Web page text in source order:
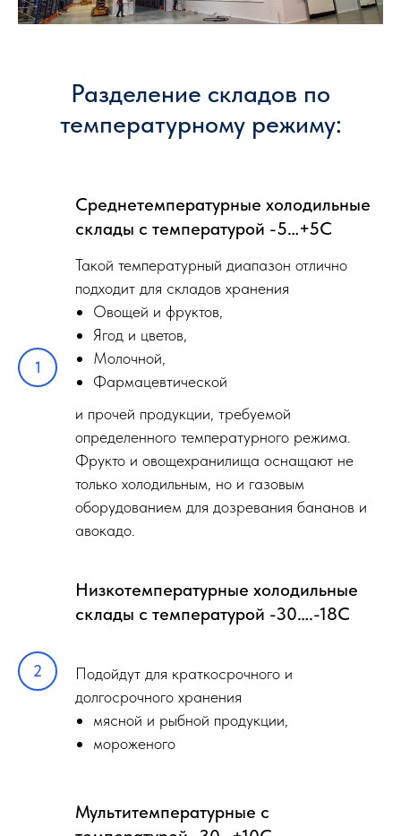
Разделение складов по
температурному режиму:
Среднетемпературные холодильные
склады с температурой -5…+5С
Такой температурный диапазон отлично
подходит для складов хранения
Овощей и фруктов,
Ягод и цветов,
Молочной,
Фармацевтической
и прочей продукции, требуемой
определенного температурного режима.
Фрукто и овощехранилища оснащают не
только холодильным, но и газовым
оборудованием для дозревания бананов и
авокадо.
Низкотемпературные холодильные
склады с температурой -30….-18С
Подойдут для краткосрочного и
долгосрочного хранения
мясной и рыбной продукции,
мороженого
Мультитемпературные с